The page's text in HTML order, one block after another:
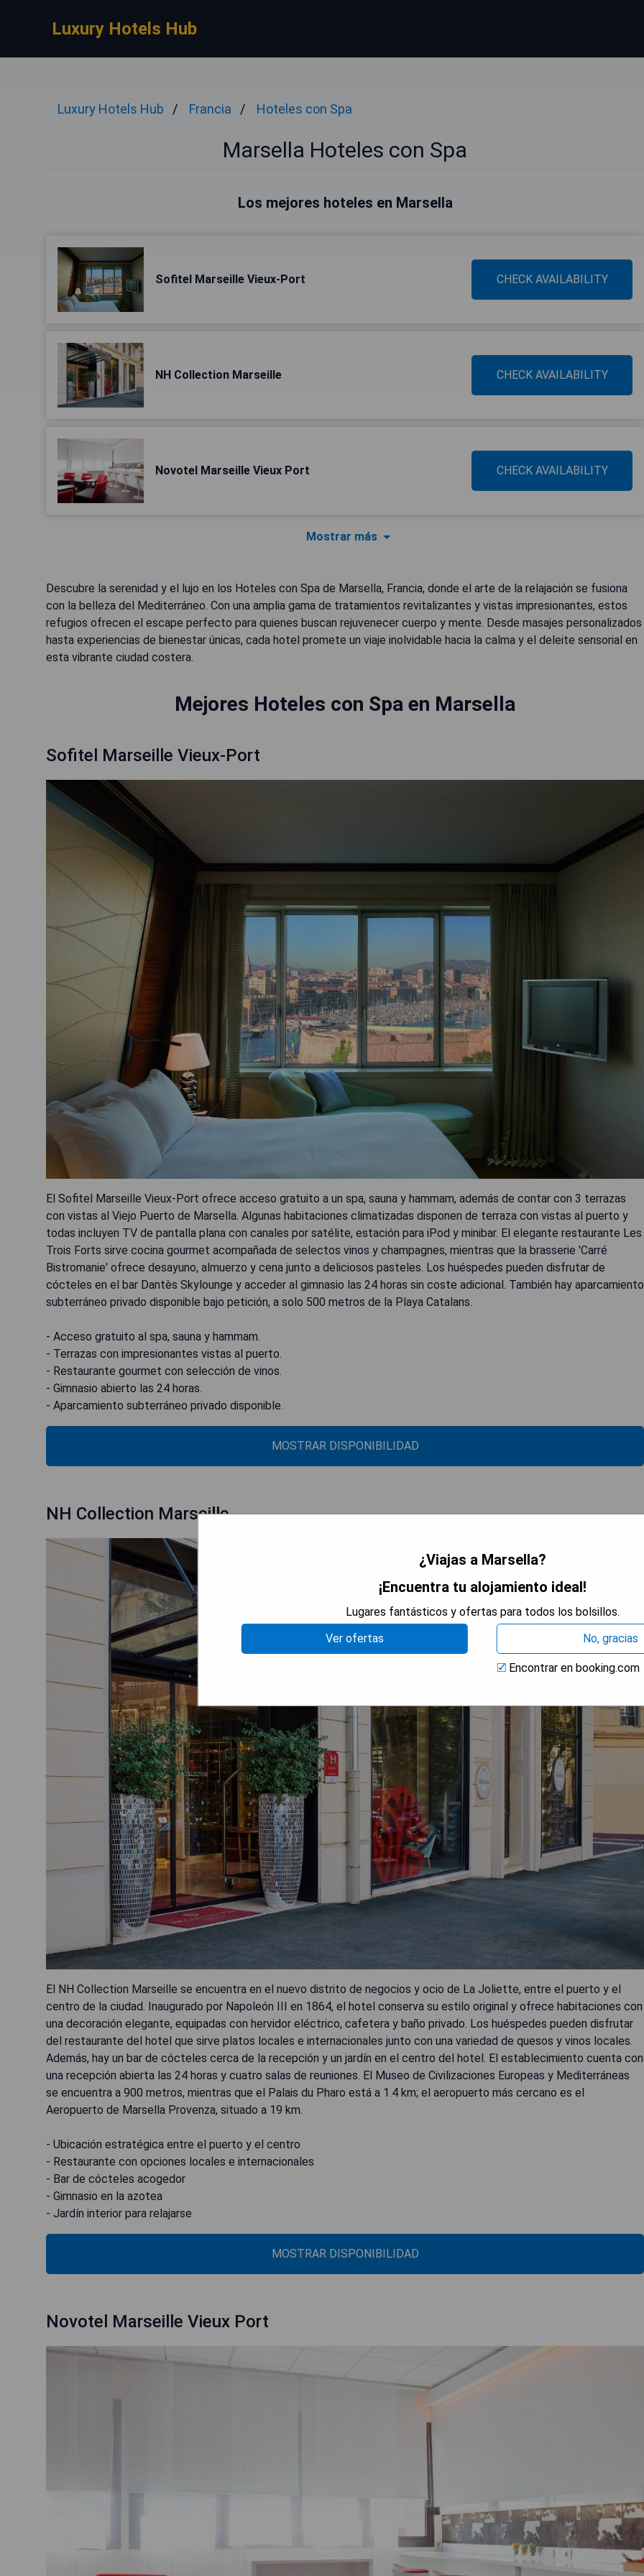
Luxury Hotels Hub
Luxury Hotels Hub Francia Hoteles con Spa
Marsella Hoteles con Spa
Los mejores hoteles en Marsella
Sofitel Marseille Vieux-Port CHECK AVAILABILITY
NH Collection Marseille CHECK AVAILABILITY
Novotel Marseille Vieux Port CHECK AVAILABILITY
Mostrar más
Descubre la serenidad y el lujo en los Hoteles con Spa de Marsella, Francia, donde el arte de la relajación se fusiona
con la belleza del Mediterráneo. Con una amplia gama de tratamientos revitalizantes y vistas impresionantes, estos
refugios ofrecen el escape perfecto para quienes buscan rejuvenecer cuerpo y mente. Desde masajes personalizados
hasta experiencias de bienestar únicas, cada hotel promete un viaje inolvidable hacia la calma y el deleite sensorial en
esta vibrante ciudad costera.
Mejores Hoteles con Spa en Marsella
Sofitel Marseille Vieux-Port
El Sofitel Marseille Vieux-Port ofrece acceso gratuito a un spa, sauna y hammam, además de contar con 3 terrazas
con vistas al Viejo Puerto de Marsella. Algunas habitaciones climatizadas disponen de terraza con vistas al puerto y
todas incluyen TV de pantalla plana con canales por satélite, estación para iPod y minibar. El elegante restaurante Les
Trois Forts sirve cocina gourmet acompañada de selectos vinos y champagnes, mientras que la brasserie 'Carré
Bistromanie' ofrece desayuno, almuerzo y cena junto a deliciosos pasteles. Los huéspedes pueden disfrutar de
cócteles en el bar Dantès Skylounge y acceder al gimnasio las 24 horas sin coste adicional. También hay aparcamiento
subterráneo privado disponible bajo petición, a solo 500 metros de la Playa Catalans.
- Acceso gratuito al spa, sauna y hammam.
- Terrazas con impresionantes vistas al puerto.
- Restaurante gourmet con selección de vinos.
- Gimnasio abierto las 24 horas.
- Aparcamiento subterráneo privado disponible.
MOSTRAR DISPONIBILIDAD
NH Collection Marseille
El NH Collection Marseille se encuentra en el nuevo distrito de negocios y ocio de La Joliette, entre el puerto y el
centro de la ciudad. Inaugurado por Napoleón III en 1864, el hotel conserva su estilo original y ofrece habitaciones con
una decoración elegante, equipadas con hervidor eléctrico, cafetera y baño privado. Los huéspedes pueden disfrutar
del restaurante del hotel que sirve platos locales e internacionales junto con una variedad de quesos y vinos locales.
Además, hay un bar de cócteles cerca de la recepción y un jardín en el centro del hotel. El establecimiento cuenta con
una recepción abierta las 24 horas y cuatro salas de reuniones. El Museo de Civilizaciones Europeas y Mediterráneas
se encuentra a 900 metros, mientras que el Palais du Pharo está a 1.4 km; el aeropuerto más cercano es el
Aeropuerto de Marsella Provenza, situado a 19 km.
- Ubicación estratégica entre el puerto y el centro
- Restaurante con opciones locales e internacionales
- Bar de cócteles acogedor
- Gimnasio en la azotea
- Jardín interior para relajarse
MOSTRAR DISPONIBILIDAD
Novotel Marseille Vieux Port
¿Viajas a Marsella?
¡Encuentra tu alojamiento ideal!
Lugares fantásticos y ofertas para todos los bolsillos.
Ver ofertas
No, gracias
Encontrar en booking.com